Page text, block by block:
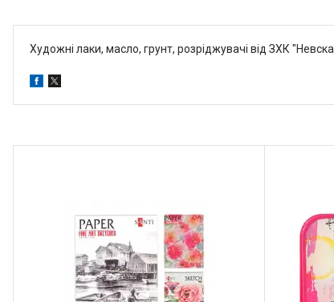
Художні лаки, масло, грунт, розріджувачі від ЗХК